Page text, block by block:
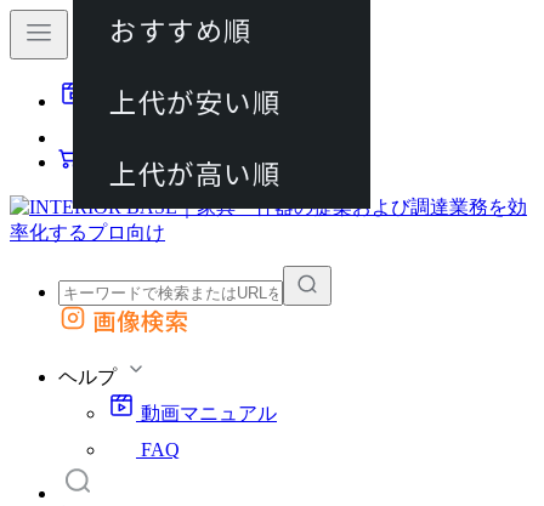
動画マニュアル
カート
外部サイトの商品をカートに追加
画像検索
ヘルプ
動画マニュアル
FAQ
おすすめ順
上代が安い順
上代が高い順